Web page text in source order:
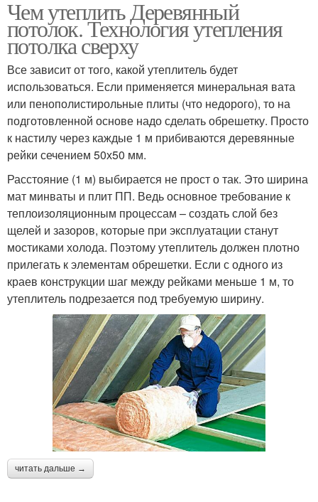
Чем утеплить Деревянный
потолок. Технология утепления
потолка сверху
Все зависит от того, какой утеплитель будет
использоваться. Если применяется минеральная вата
или пенополистирольные плиты (что недорого), то на
подготовленной основе надо сделать обрешетку. Просто
к настилу через каждые 1 м прибиваются деревянные
рейки сечением 50х50 мм.
Расстояние (1 м) выбирается не прост о так. Это ширина
мат минваты и плит ПП. Ведь основное требование к
теплоизоляционным процессам – создать слой без
щелей и зазоров, которые при эксплуатации станут
мостиками холода. Поэтому утеплитель должен плотно
прилегать к элементам обрешетки. Если с одного из
краев конструкции шаг между рейками меньше 1 м, то
утеплитель подрезается под требуемую ширину.
читать дальше →